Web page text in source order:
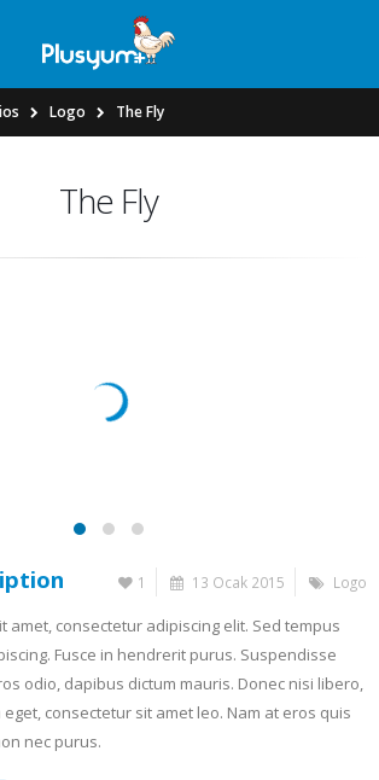
Logo The Fly
The Fly
1 13 Ocak 2015 Logo
amet, consectetur adipiscing elit. Sed tempus
Fusce in hendrerit purus. Suspendisse
odio, dapibus dictum mauris. Donec nisi libero,
consectetur sit amet leo. Nam at eros quis
nec purus.